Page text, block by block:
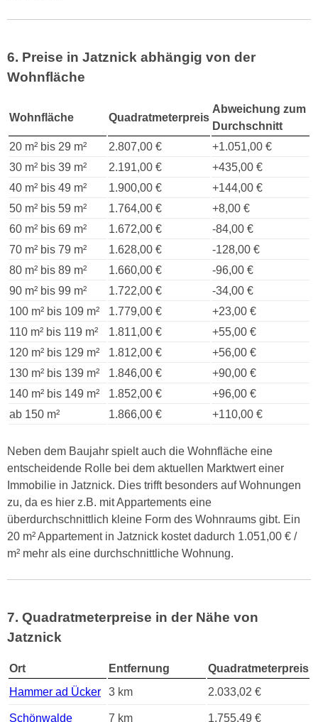
6. Preise in Jatznick abhängig von der
Wohnfläche
Wohnfläche Quadratmeterpreis
Abweichung zum
Durchschnitt
20 m² bis 29 m²
2.807,00 €
+1.051,00 €
30 m² bis 39 m²
2.191,00 €
+435,00 €
40 m² bis 49 m²
1.900,00 €
+144,00 €
50 m² bis 59 m²
1.764,00 €
+8,00 €
60 m² bis 69 m²
1.672,00 €
-84,00 €
70 m² bis 79 m²
1.628,00 €
-128,00 €
80 m² bis 89 m²
1.660,00 €
-96,00 €
90 m² bis 99 m²
1.722,00 €
-34,00 €
100 m² bis 109 m²
1.779,00 €
+23,00 €
110 m² bis 119 m²
1.811,00 €
+55,00 €
120 m² bis 129 m²
1.812,00 €
+56,00 €
130 m² bis 139 m²
1.846,00 €
+90,00 €
140 m² bis 149 m²
1.852,00 €
+96,00 €
ab 150 m²
1.866,00 € +110,00 €
Neben dem Baujahr spielt auch die Wohnfläche eine
entscheidende Rolle bei dem aktuellen Marktwert einer
Immobilie in Jatznick. Dies trifft besonders auf Wohnungen
zu, da es hier z.B. mit Appartements eine
überdurchschnittlich kleine Form des Wohnraums gibt. Ein
20 m² Appartement in Jatznick kostet dadurch 1.051,00 € /
m² mehr als eine durchschnittliche Wohnung.
7. Quadratmeterpreise in der Nähe von
Jatznick
Ort Entfernung
Quadratmeterpreis
Hammer ad Ücker
3 km 2.033,02 €
Schönwalde 7 km 1.755,49 €